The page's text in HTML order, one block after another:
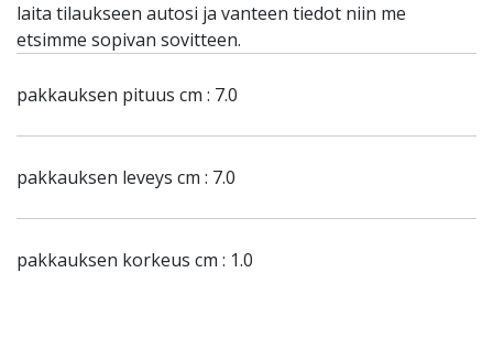
laita tilaukseen autosi ja vanteen tiedot niin me
etsimme sopivan sovitteen.
pakkauksen pituus cm : 7.0
pakkauksen leveys cm : 7.0
pakkauksen korkeus cm : 1.0